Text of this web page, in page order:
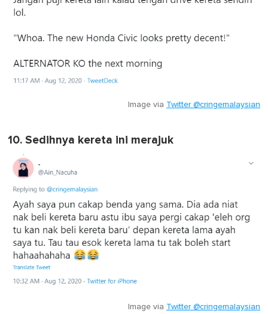
Image via Twitter @cringemalaysian
10. Sedihnya kereta ini merajuk
Image via Twitter @cringemalaysian